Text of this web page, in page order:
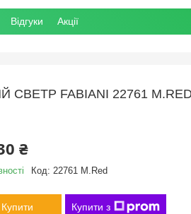
Відгуки Акції
FABIANI 22761 M.RED
₴
Код: 22761 M.Red
Купити Купити з